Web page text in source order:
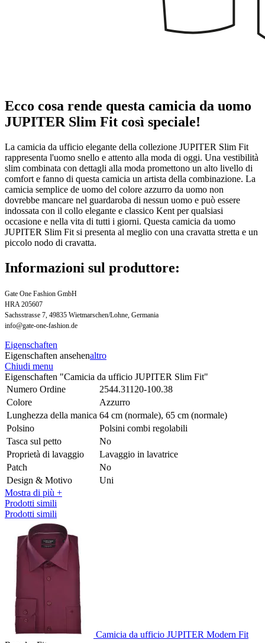
Ecco cosa rende questa camicia da uomo
JUPITER Slim Fit così speciale!
La camicia da ufficio elegante della collezione JUPITER Slim Fit
rappresenta l'uomo snello e attento alla moda di oggi. Una vestibilità
slim combinata con dettagli alla moda promettono un alto livello di
comfort e fanno di questa camicia un artista della combinazione. La
camicia semplice de uomo del colore azzurro da uomo non
dovrebbe mancare nel guardaroba di nessun uomo e può essere
indossata con il collo elegante e classico Kent per qualsiasi
occasione e nella vita di tutti i giorni. Questa camicia da uomo
JUPITER Slim Fit si presenta al meglio con una cravatta stretta e un
piccolo nodo di cravatta.
Informazioni sul produttore:
Gate One Fashion GmbH
HRA 205607
Sachsstrasse 7, 49835 Wietmarschen/Lohne, Germania
info@gate-one-fashion.de
Eigenschaften
Eigenschaften ansehenaltro
Chiudi menu
Eigenschaften "Camicia da ufficio JUPITER Slim Fit"
Numero Ordine
2544.31120-100.38
Colore
Azzurro
Lunghezza della manica 64 cm (normale), 65 cm (normale)
Polsino
Polsini combi regolabili
Tasca sul petto
No
Proprietà di lavaggio
Lavaggio in lavatrice
Patch
No
Design & Motivo
Uni
Mostra di più +
Prodotti simili
Prodotti simili
Camicia da ufficio JUPITER Modern Fit